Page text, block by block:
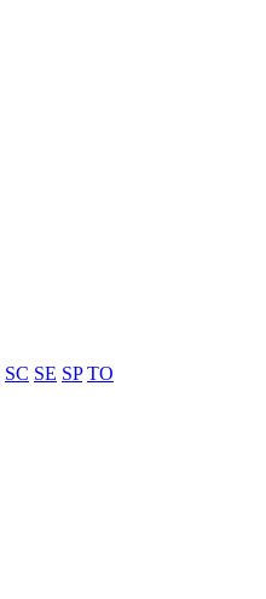
SC SE SP TO